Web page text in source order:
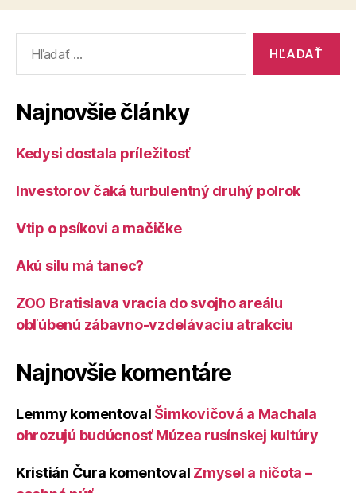
Najnovšie články
Kedysi dostala príležitosť
Investorov čaká turbulentný druhý polrok
Vtip o psíkovi a mačičke
Akú silu má tanec?
ZOO Bratislava vracia do svojho areálu
obľúbenú zábavno-vzdelávaciu atrakciu
Najnovšie komentáre
Lemmy komentoval Šimkovičová a Machala
ohrozujú budúcnosť Múzea rusínskej kultúry
Kristián Čura komentoval Zmysel a ničota –